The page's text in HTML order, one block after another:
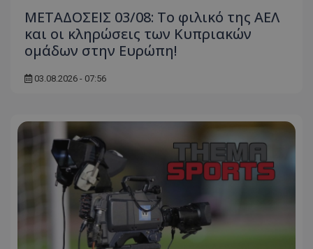
ΜΕΤΑΔΟΣΕΙΣ 03/08: Το φιλικό της ΑΕΛ
και οι κληρώσεις των Κυπριακών
ομάδων στην Ευρώπη!
03.08.2026 - 07:56